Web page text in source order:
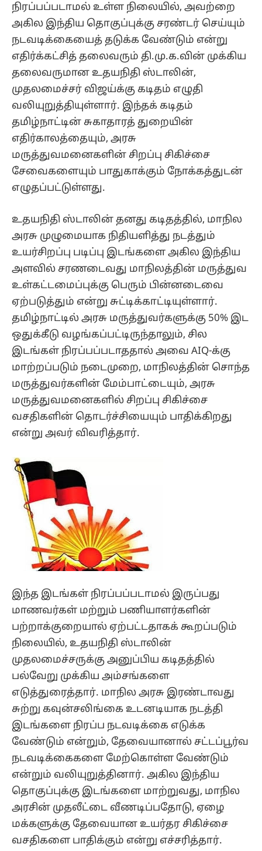
நிரப்பப்படாமல் உள்ள நிலையில், அவற்றை
அகில இந்திய தொகுப்புக்கு சரண்டர் செய்யும்
நடவடிக்கையைத் தடுக்க வேண்டும் என்று
எதிர்க்கட்சித் தலைவரும் தி.மு.க.வின் முக்கிய
தலைவருமான உதயநிதி ஸ்டாலின்,
முதலமைச்சர் விஜய்க்கு கடிதம் எழுதி
வலியுறுத்தியுள்ளார். இந்தக் கடிதம்
தமிழ்நாட்டின் சுகாதாரத் துறையின்
எதிர்காலத்தையும், அரசு
மருத்துவமனைகளின் சிறப்பு சிகிச்சை
சேவைகளையும் பாதுகாக்கும் நோக்கத்துடன்
எழுதப்பட்டுள்ளது.
உதயநிதி ஸ்டாலின் தனது கடிதத்தில், மாநில
அரசு முழுமையாக நிதியளித்து நடத்தும்
உயர்சிறப்பு படிப்பு இடங்களை அகில இந்திய
அளவில் சரணடைவது மாநிலத்தின் மருத்துவ
உள்கட்டமைப்புக்கு பெரும் பின்னடைவை
ஏற்படுத்தும் என்று சுட்டிக்காட்டியுள்ளார்.
தமிழ்நாட்டில் அரசு மருத்துவர்களுக்கு 50% இட
ஒதுக்கீடு வழங்கப்பட்டிருந்தாலும், சில
இடங்கள் நிரப்பப்படாததால் அவை AIQ-க்கு
மாற்றப்படும் நடைமுறை, மாநிலத்தின் சொந்த
மருத்துவர்களின் மேம்பாட்டையும், அரசு
மருத்துவமனைகளில் சிறப்பு சிகிச்சை
வசதிகளின் தொடர்ச்சியையும் பாதிக்கிறது
என்று அவர் விவரித்தார்.
இந்த இடங்கள் நிரப்பப்படாமல் இருப்பது
மாணவர்கள் மற்றும் பணியாளர்களின்
பற்றாக்குறையால் ஏற்பட்டதாகக் கூறப்படும்
நிலையில், உதயநிதி ஸ்டாலின்
முதலமைச்சருக்கு அனுப்பிய கடிதத்தில்
பல்வேறு முக்கிய அம்சங்களை
எடுத்துரைத்தார். மாநில அரசு இரண்டாவது
சுற்று கவுன்சலிங்கை உடனடியாக நடத்தி
இடங்களை நிரப்ப நடவடிக்கை எடுக்க
வேண்டும் என்றும், தேவையானால் சட்டப்பூர்வ
நடவடிக்கைகளை மேற்கொள்ள வேண்டும்
என்றும் வலியுறுத்தினார். அகில இந்திய
தொகுப்புக்கு இடங்களை மாற்றுவது, மாநில
அரசின் முதலீட்டை வீணடிப்பதோடு, ஏழை
மக்களுக்கு தேவையான உயர்தர சிகிச்சை
வசதிகளை பாதிக்கும் என்று எச்சரித்தார்.